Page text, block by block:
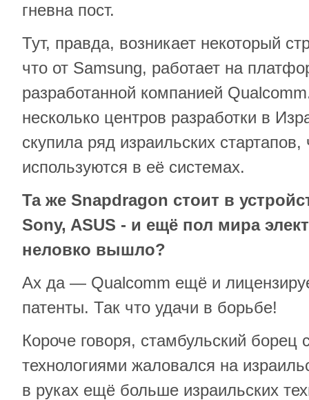
гневна пост.
Тут, правда, возникает некоторый
что от Samsung, работает на
разработанной компанией
несколько центров разработки в
скупила ряд израильских стартапов,
используются в её системах.
Та же Snapdragon стоит в
Sony, ASUS - и ещё пол мира
неловко вышло?
Ах да — Qualcomm ещё и
патенты. Так что удачи в борьбе!
Короче говоря, стамбульский борец
технологиями жаловался на
в руках ещё больше израильских